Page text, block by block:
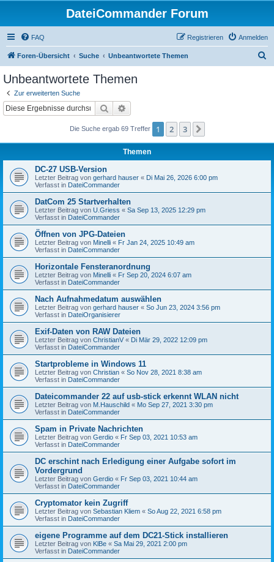
DateiCommander Forum
FAQ Anmelden
Registrieren
Foren-Übersicht Suche Unbeantwortete Themen
Unbeantwortete Themen
Zur erweiterten Suche
Suche
Die Suche ergab 69 Treffer 1 2 3
Themen
DC-27 USB-Version
Letzter Beitrag von gerhard hauser « Di Mai 26, 2026 6:00 pm
Verfasst in DateiCommander
DatCom 25 Startverhalten
Letzter Beitrag von U.Griess « Sa Sep 13, 2025 12:29 pm
Verfasst in DateiCommander
Öffnen von JPG-Dateien
Letzter Beitrag von Minelli « Fr Jan 24, 2025 10:49 am
Verfasst in DateiCommander
Horizontale Fensteranordnung
Letzter Beitrag von Minelli « Fr Sep 20, 2024 6:07 am
Verfasst in DateiCommander
Nach Aufnahmedatum auswählen
Letzter Beitrag von gerhard hauser « So Jun 23, 2024 3:56 pm
Verfasst in DateiOrganisierer
Exif-Daten von RAW Dateien
Letzter Beitrag von ChristianV « Di Mär 29, 2022 12:09 pm
Verfasst in DateiCommander
Startprobleme in Windows 11
Letzter Beitrag von Christian « So Nov 28, 2021 8:38 am
Verfasst in DateiCommander
Dateicommander 22 auf usb-stick erkennt WLAN nicht
Letzter Beitrag von M.Hauschild « Mo Sep 27, 2021 3:30 pm
Verfasst in DateiCommander
Spam in Private Nachrichten
Letzter Beitrag von Gerdio « Fr Sep 03, 2021 10:53 am
Verfasst in DateiCommander
DC erschint nach Erledigung einer Aufgabe sofort im
Vordergrund
Letzter Beitrag von Gerdio « Fr Sep 03, 2021 10:44 am
Verfasst in DateiCommander
Cryptomator kein Zugriff
Letzter Beitrag von Sebastian Kliem « So Aug 22, 2021 6:58 pm
Verfasst in DateiCommander
eigene Programme auf dem DC21-Stick installieren
Letzter Beitrag von KlBe « Sa Mai 29, 2021 2:00 pm
Verfasst in DateiCommander